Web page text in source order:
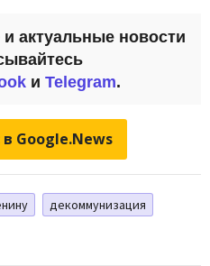
актуальные новости
и Telegram.
Google.News
декоммунизация